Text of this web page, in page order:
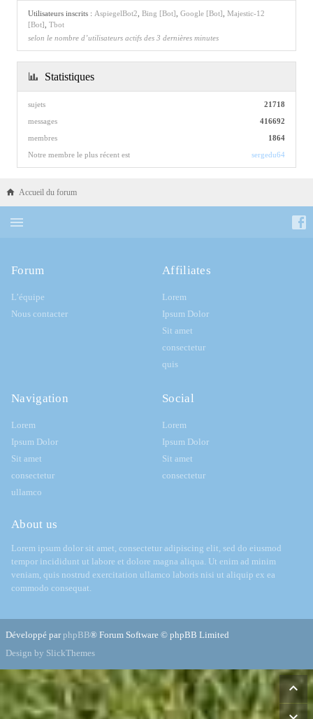
Utilisateurs inscrits : AspiegelBot2, Bing [Bot], Google [Bot], Majestic-12
[Bot], Tbot
selon le nombre d’utilisateurs actifs des 3 dernières minutes
Statistiques
21718
sujets
416692
messages
1864
membres
Notre membre le plus récent est
sergedu64
Accueil du forum
Forum
L’équipe
Nous contacter
Affiliates
Lorem
Ipsum Dolor
Sit amet
consectetur
quis
Navigation
Lorem
Ipsum Dolor
Sit amet
consectetur
ullamco
Social
Lorem
Ipsum Dolor
Sit amet
consectetur
About us
Lorem ipsum dolor sit amet, consectetur adipiscing elit, sed do eiusmod
tempor incididunt ut labore et dolore magna aliqua. Ut enim ad minim
veniam, quis nostrud exercitation ullamco laboris nisi ut aliquip ex ea
commodo consequat.
Développé parphpBB® Forum Software © phpBB Limited
Design by SlickThemes